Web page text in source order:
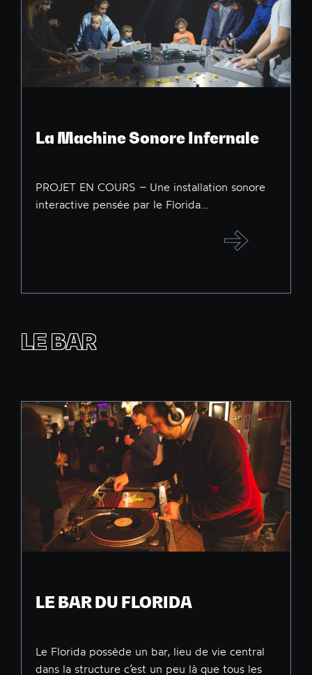
La Machine Sonore Infernale
PROJET EN COURS – Une installation sonore
interactive pensée par le Florida…
LE BAR
LE BAR DU FLORIDA
Le Florida possède un bar, lieu de vie central
dans la structure c’est un peu là que tous les